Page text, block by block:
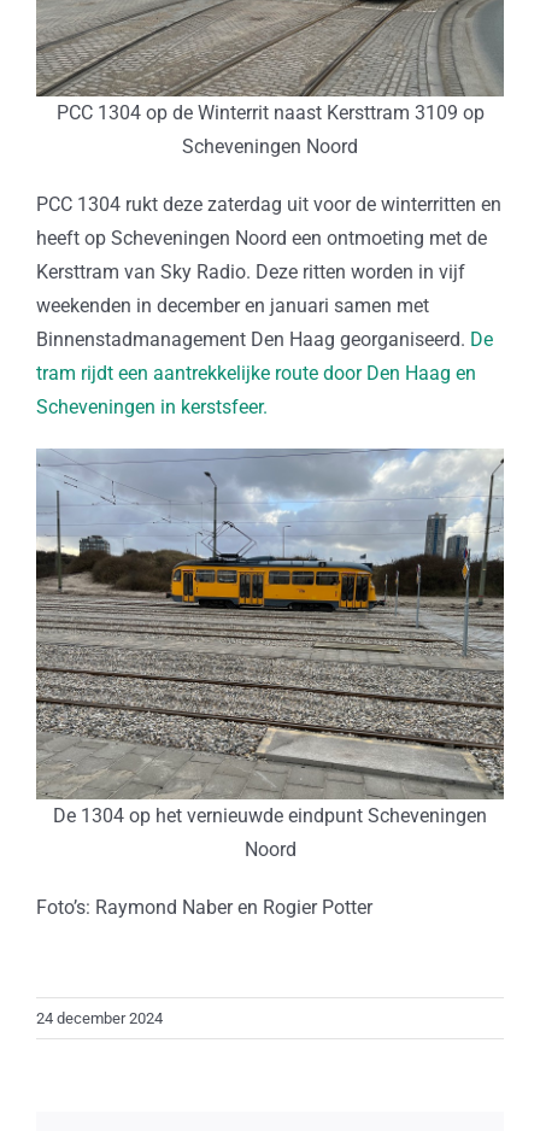
PCC 1304 op de Winterrit naast Kersttram 3109 op
Scheveningen Noord
PCC 1304 rukt deze zaterdag uit voor de winterritten en
heeft op Scheveningen Noord een ontmoeting met de
Kersttram van Sky Radio. Deze ritten worden in vijf
weekenden in december en januari samen met
Binnenstadmanagement Den Haag georganiseerd. De
tram rijdt een aantrekkelijke route door Den Haag en
Scheveningen in kerstsfeer.
De 1304 op het vernieuwde eindpunt Scheveningen
Noord
Foto’s: Raymond Naber en Rogier Potter
24 december 2024